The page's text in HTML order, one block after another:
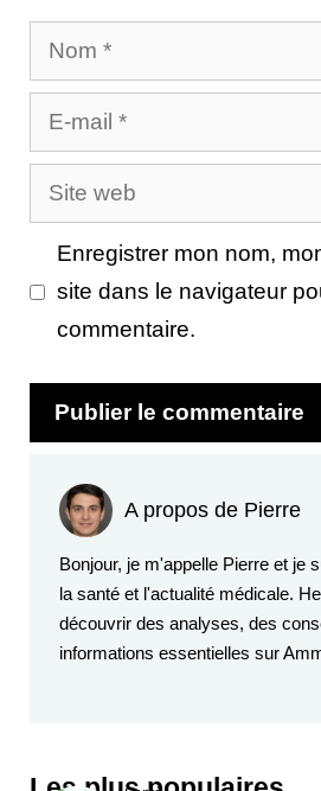
Nom
E-
mail
Site
web
Enregistrer mon nom,
site dans le navigateur
commentaire.
A propos de Pierre
Bonjour, je m'appelle Pierre et je
la santé et l'actualité médicale.
découvrir des analyses, des
informations essentielles sur